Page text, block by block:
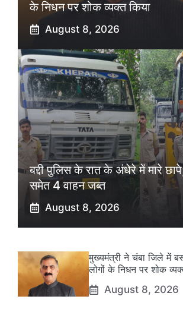
के निधन पर शोक व्यक्त किया
August 8, 2026
बद्दी पुलिस के रात के अंधेरे में मारे
समेत 4 वाहन जब्त
August 8, 2026
मुख्यमंत्री ने चंबा जिले में
लोगों के निधन पर शोक
August 8, 2026